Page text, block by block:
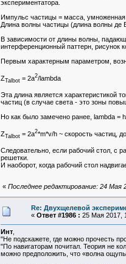
экспериментатора.
Импульс частицы = масса, умноженная
Длина волны частицы (длина волны де
В зависимости от длины волны,
интерференционный паттерн, рисунок
Первым характерным параметром,
ZTalbot= 2a2/lambda
Эта длина является характеристикой
частиц (в случае света - это зоны
Но как было замечено ранее, lambda =
ZTalbot= 2a2*m*v/h ~ скорость частиц,
Следовательно, если рабочий стол, с
решетки.
И наоборот, когда рабочий стол
« Последнее редактирование: 24 Мая
Re: Двухщелевой
« Ответ #1986 : 25 Мая 2017,
Инт,
"Не подскажете, где можно прочесть
"По навигаторам почитал. Теория не
можно предположить, что «волна